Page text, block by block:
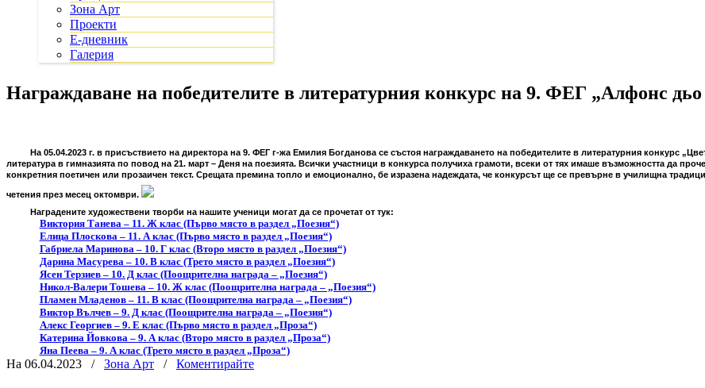
Зона Арт
Проекти
Е-дневник
Галерия
Награждаване на победителите в литературния конкурс на 9. ФЕГ „Алфонс
На 05.04.2023 г. в присъствието на директора на 9. ФЕГ г-жа Емилия Богданова се състоя награждаването на победителите в литературния конкурс
литература в гимназията по повод на 21. март – Деня на поезията. Всички участници в конкурса получиха грамоти, всеки от тях имаше възможността да
конкретния поетичен или прозаичен текст. Срещата премина топло и емоционално, бе изразена надеждата, че конкурсът ще се превърне в училищна
четения през месец октомври.
Наградените художествени творби на нашите ученици могат да се прочетат от тук:
Виктория Танева – 11. Ж клас (Първо място в раздел „Поезия“)
Елица Плоскова – 11. А клас (Първо място в раздел „Поезия“)
Габриела Маринова – 10. Г клас (Второ място в раздел „Поезия“)
Дарина Масурева – 10. В клас (Трето място в раздел „Поезия“)
Ясен Терзиев – 10. Д клас (Поощрителна награда – „Поезия“)
Никол-Валери Тошева – 10. Ж клас (Поощрителна награда – „Поезия“)
Пламен Младенов – 11. В клас (Поощрителна награда – „Поезия“)
Виктор Вълчев – 9. Д клас (Поощрителна награда – „Поезия“)
Алекс Георгиев – 9. Е клас (Първо място в раздел „Проза“)
Катерина Йовкова – 9. А клас (Второ място в раздел „Проза“)
Яна Пеева – 9. А клас (Трето място в раздел „Проза“)
На 06.04.2023 / Зона Арт / Коментирайте